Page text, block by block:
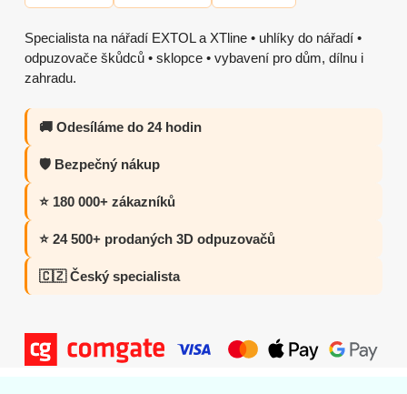
Specialista na nářadí EXTOL a XTline • uhlíky do nářadí •
odpuzovače škůdců • sklopce • vybavení pro dům, dílnu i
zahradu.
🚚 Odesíláme do 24 hodin
🛡️ Bezpečný nákup
⭐ 180 000+ zákazníků
⭐ 24 500+ prodaných 3D odpuzovačů
🇨🇿 Český specialista